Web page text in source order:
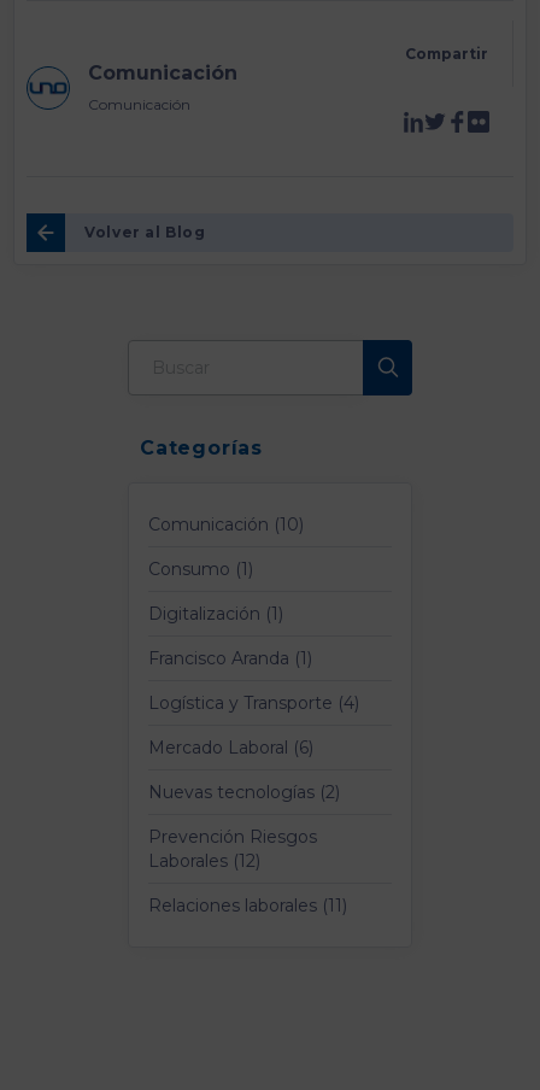
Comunicación
Comunicación
Compartir
Volver al Blog
Categorías
Comunicación (10)
Consumo (1)
Digitalización (1)
Francisco Aranda (1)
Logística y Transporte (4)
Mercado Laboral (6)
Nuevas tecnologías (2)
Prevención Riesgos
Laborales (12)
Relaciones laborales (11)